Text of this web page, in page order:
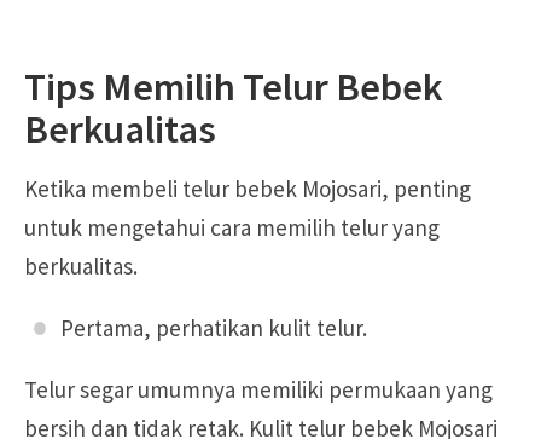
Tips Memilih Telur Bebek
Berkualitas
Ketika membeli telur bebek Mojosari, penting
untuk mengetahui cara memilih telur yang
berkualitas.
Pertama, perhatikan kulit telur.
Telur segar umumnya memiliki permukaan yang
bersih dan tidak retak. Kulit telur bebek Mojosari